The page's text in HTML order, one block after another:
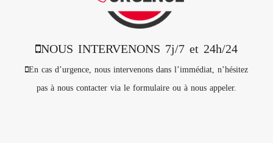
NOUS INTERVENONS 7j/7 et 24h/24
En cas d’urgence, nous intervenons dans l’immédiat, n’hésitez
pas à nous contacter via le formulaire ou à nous appeler.